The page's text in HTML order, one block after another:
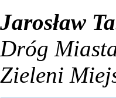
Jarosław
Dróg
Zieleni